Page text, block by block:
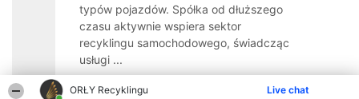
ORŁY Recyklingu Live chat
typów pojazdów. Spółka od dłuższego
czasu aktywnie wspiera sektor
recyklingu samochodowego, świadcząc
usługi ...
8.8